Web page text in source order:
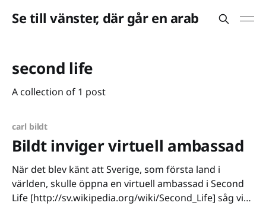
Se till vänster, där går en arab
second life
A collection of 1 post
carl bildt
Bildt inviger virtuell ambassad
När det blev känt att Sverige, som första land i
världen, skulle öppna en virtuell ambassad i Second
Life [http://sv.wikipedia.org/wiki/Second_Life] såg vi